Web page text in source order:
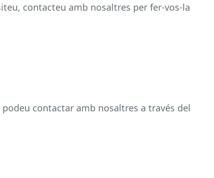
contacteu amb nosaltres per fer-vos-la
contactar amb nosaltres a través del